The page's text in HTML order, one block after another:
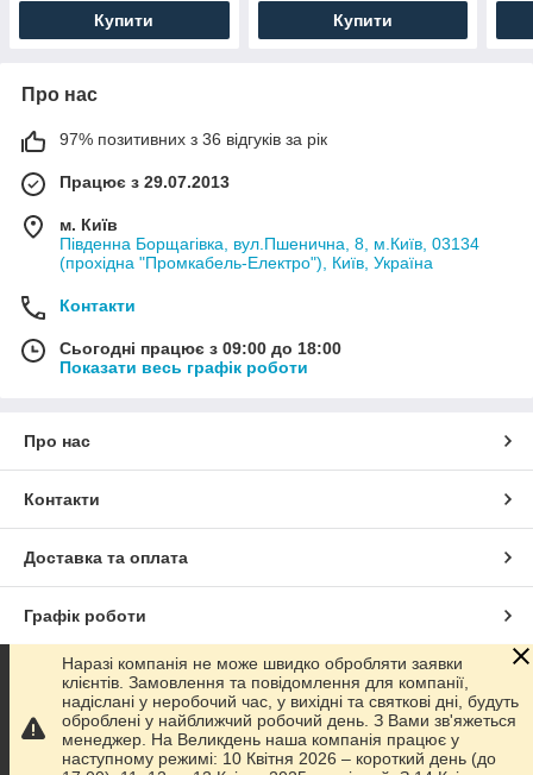
Купити Купити
Про нас
97% позитивних з 36 відгуків за рік
Працює з 29.07.2013
м. Київ
Південна Борщагівка, вул.Пшенична, 8, м.Київ, 03134
(прохідна "Промкабель-Електро"), Київ, Україна
Контакти
Сьогодні працює з 09:00 до 18:00
Показати весь графік роботи
Про нас
Контакти
Доставка та оплата
Графік роботи
Повна версія сайту
Сайт створено на маркетплейсіProm.ua
Наразі компанія не може швидко обробляти заявки
клієнтів. Замовлення та повідомлення для компанії,
надіслані у неробочий час, у вихідні та святкові дні, будуть
оброблені у найближчий робочий день. З Вами зв'яжеться
менеджер. На Великдень наша компанія працює у
наступному режимі: 10 Квітня 2026 – короткий день (до